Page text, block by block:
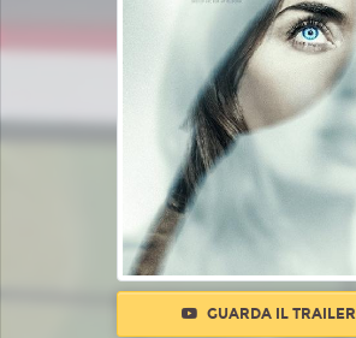
GUARDA IL TRAILER